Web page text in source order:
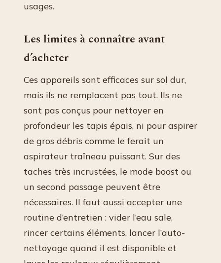
usages.
Les limites à connaître avant
d’acheter
Ces appareils sont efficaces sur sol dur,
mais ils ne remplacent pas tout. Ils ne
sont pas conçus pour nettoyer en
profondeur les tapis épais, ni pour aspirer
de gros débris comme le ferait un
aspirateur traîneau puissant. Sur des
taches très incrustées, le mode boost ou
un second passage peuvent être
nécessaires. Il faut aussi accepter une
routine d’entretien : vider l’eau sale,
rincer certains éléments, lancer l’auto-
nettoyage quand il est disponible et